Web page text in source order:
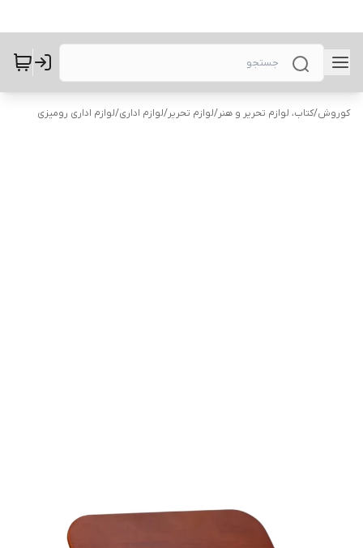
کوروش/کتاب، لوازم تحریر و هنر/لوازم تحریر/لوازم اداری/لوازم اداری رومیزی